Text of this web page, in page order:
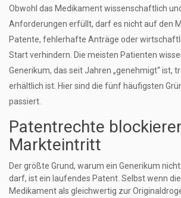
Obwohl das Medikament wissenschaftlich
Anforderungen erfüllt, darf es nicht auf den
Patente, fehlerhafte Anträge oder
Start verhindern. Die meisten Patienten
Generikum, das seit Jahren „genehmigt“ ist,
erhältlich ist. Hier sind die fünf häufigsten
passiert.
Patentrechte
Markteintritt
Der größte Grund, warum ein Generikum
darf, ist ein laufendes Patent. Selbst wenn die
Medikament als gleichwertig zur